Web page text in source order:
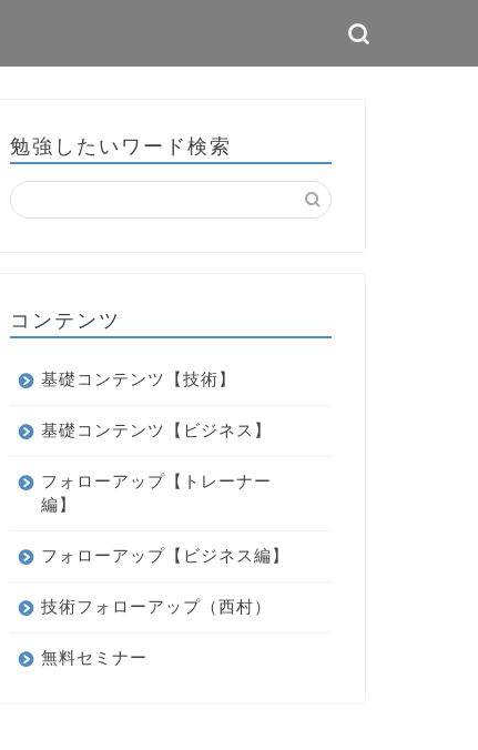
勉強したいワード検索
コンテンツ
基礎コンテンツ【技術】
基礎コンテンツ【ビジネス】
フォローアップ【トレーナー
編】
フォローアップ【ビジネス編】
技術フォローアップ（西村）
無料セミナー